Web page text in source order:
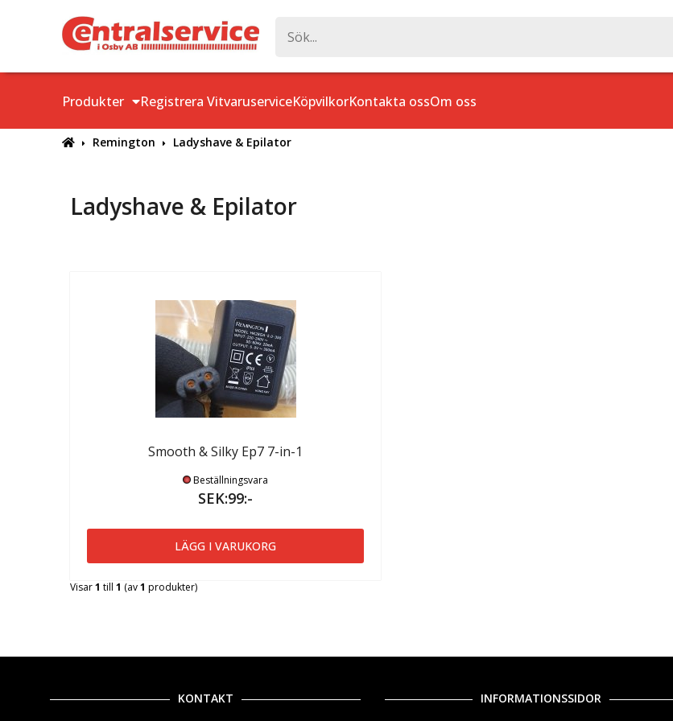
Produkter Registrera VitvaruserviceKöpvilkorKontakta ossOm oss
Remington Ladyshave & Epilator
Ladyshave & Epilator
Smooth & Silky Ep7 7-in-1
Beställningsvara
SEK:99:-
LÄGG I VARUKORG
Visar1 till 1 (av1 produkter)
KONTAKT INFORMATIONSSIDOR